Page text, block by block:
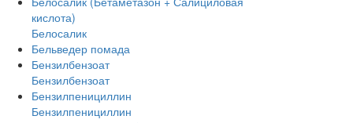
кислота)
Белосалик
Бельведер помада
Бензилбензоат
Бензилбензоат
Бензилпенициллин
Бензилпенициллин